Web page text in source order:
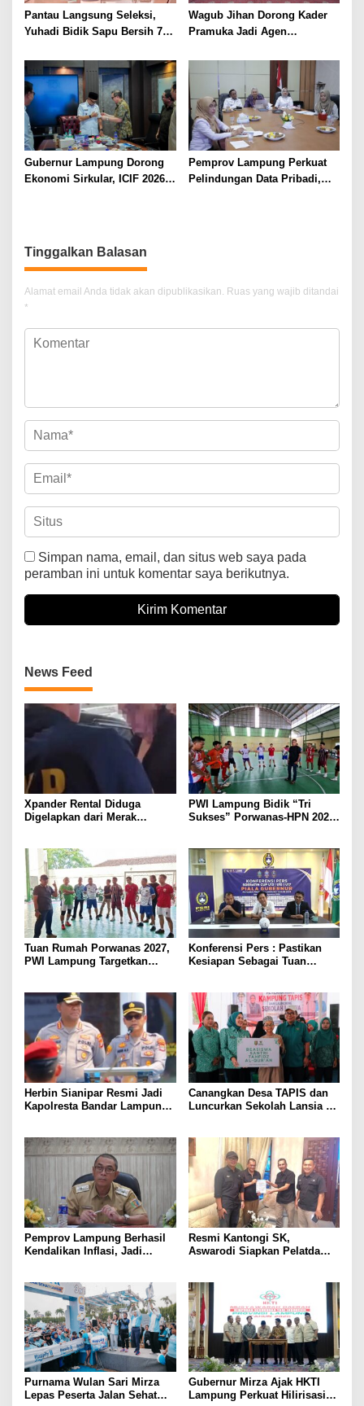
Pantau Langsung Seleksi,
Yuhadi Bidik Sapu Bersih 7
Porwanas 2027
Wagub Jihan Dorong Kader
Pramuka Jadi Agen
2026
Gubernur Lampung Dorong
Ekonomi Sirkular, ICIF 2026
Pemprov Lampung Perkuat
Pelindungan Data Pribadi,
Tinggalkan Balasan
Alamat email Anda tidak akan dipublikasikan. Ruas yang wajib ditandai
*
Simpan nama, email, dan situs web saya pada
peramban ini untuk komentar saya berikutnya.
News Feed
Xpander Rental Diduga
Digelapkan dari Merak
AL
PWI Lampung Bidik “Tri
Sukses” Porwanas-HPN 2027:
Tuan Rumah Porwanas 2027,
PWI Lampung Targetkan
Konferensi Pers : Pastikan
Kesiapan Sebagai Tuan
Soeratin Cup Piala Gubernur
Lampung
Herbin Sianipar Resmi Jadi
Kapolresta Bandar Lampung,
Canangkan Desa TAPIS dan
Luncurkan Sekolah Lansia di
Pembangunan SDM Dimulai
dari Desa
Pemprov Lampung Berhasil
Kendalikan Inflasi, Jadi
Resmi Kantongi SK,
Aswarodi Siapkan Pelatda
Purnama Wulan Sari Mirza
Lepas Peserta Jalan Sehat
Gubernur Mirza Ajak HKTI
Lampung Perkuat Hilirisasi